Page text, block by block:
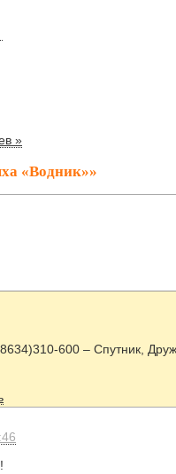
»
«Водник»»
600 – Спутник,